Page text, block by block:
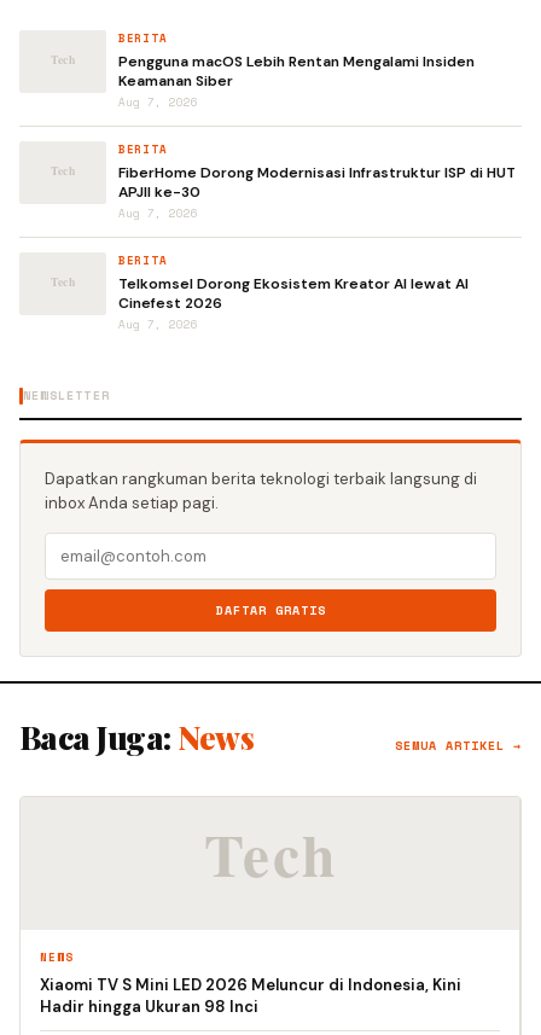
BERITA
Pengguna macOS Lebih Rentan Mengalami Insiden
Keamanan Siber
Aug 7, 2026
BERITA
FiberHome Dorong Modernisasi Infrastruktur ISP di HUT
APJII ke-30
Aug 7, 2026
BERITA
Telkomsel Dorong Ekosistem Kreator AI lewat AI
Cinefest 2026
Aug 7, 2026
NEWSLETTER
Dapatkan rangkuman berita teknologi terbaik langsung di
inbox Anda setiap pagi.
DAFTAR GRATIS
Baca Juga: News SEMUA ARTIKEL →
NEWS
Xiaomi TV S Mini LED 2026 Meluncur di Indonesia, Kini
Hadir hingga Ukuran 98 Inci